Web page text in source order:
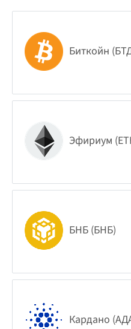
Биткойн
Эфириум
БНБ (БНБ)
Кардано